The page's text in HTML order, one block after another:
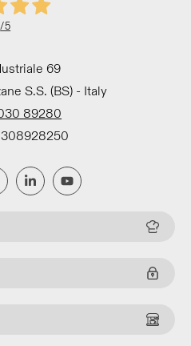
/5
69
S.S. (BS) - Italy
89280